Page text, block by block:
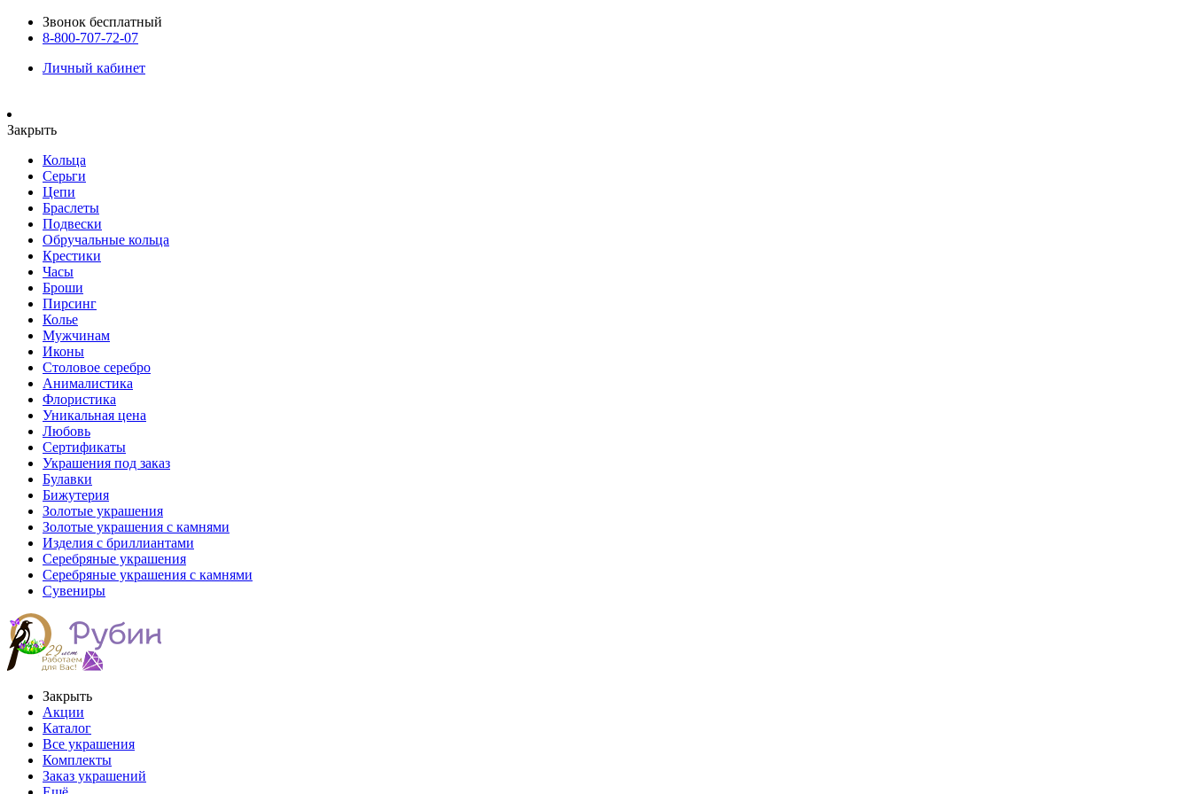
Звонок бесплатный
8-800-707-72-07
Личный кабинет
Закрыть
Кольца
Серьги
Цепи
Браслеты
Подвески
Обручальные кольца
Крестики
Часы
Броши
Пирсинг
Колье
Мужчинам
Иконы
Столовое серебро
Анималистика
Флористика
Уникальная цена
Любовь
Сертификаты
Украшения под заказ
Булавки
Бижутерия
Золотые украшения
Золотые украшения с камнями
Изделия с бриллиантами
Серебряные украшения
Серебряные украшения с камнями
Сувениры
Закрыть
Акции
Каталог
Все украшения
Комплекты
Заказ украшений